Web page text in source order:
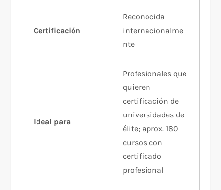
Certificación
Reconocida
internacionalme
nte
Ideal para
Profesionales que
quieren
certificación de
universidades de
élite; aprox. 180
cursos con
certificado
profesional